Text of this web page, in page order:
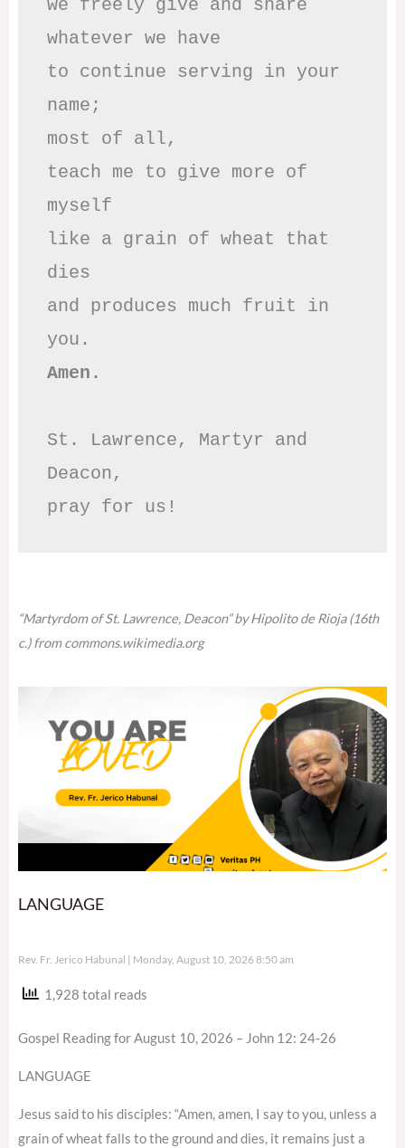
we freely give and share
whatever we have
to continue serving in your
name;
most of all,
teach me to give more of
myself
like a grain of wheat that
dies
and produces much fruit in
Amen.
St. Lawrence, Martyr and
Deacon,
pray for us!
“Martyrdom of St. Lawrence, Deacon” by Hipolito de Rioja (16th
c.) from commons.wikimedia.org
LANGUAGE
Rev. Fr. Jerico Habunal Monday, August 10, 2026 8:50 am
1,928 total reads
Gospel Reading for August 10, 2026 – John 12: 24-26
LANGUAGE
Jesus said to his disciples: “Amen, amen, I say to you, unless a
grain of wheat falls to the ground and dies, it remains just a